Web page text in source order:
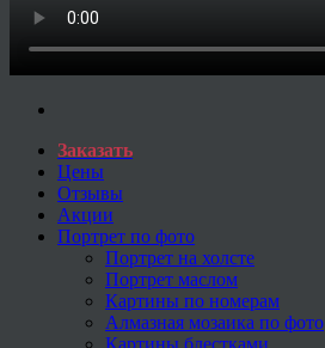
Заказать
Цены
Отзывы
Акции
Портрет по фото
Портрет на холсте
Портрет маслом
Картины по номерам
Алмазная мозаика по фото
Картины блестками